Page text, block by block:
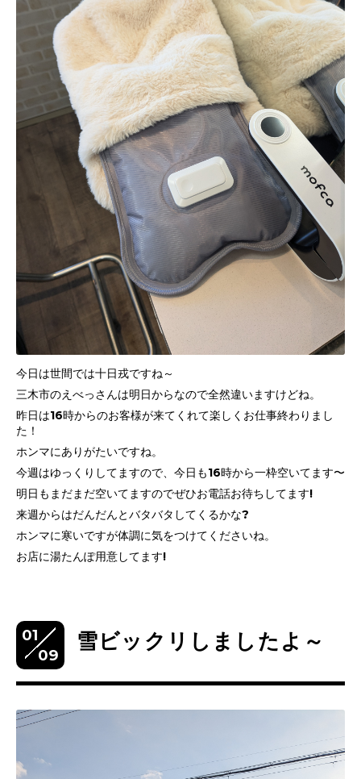
今日は世間では十日戎ですね～
三木市のえべっさんは明日からなので全然違いますけどね。
昨日は16時からのお客様が来てくれて楽しくお仕事終わりまし
た！
ホンマにありがたいですね。
今週はゆっくりしてますので、今日も16時から一枠空いてます〜
明日もまだまだ空いてますのでぜひお電話お待ちしてます!
来週からはだんだんとバタバタしてくるかな?
ホンマに寒いですが体調に気をつけてくださいね。
お店に湯たんぽ用意してます!
01
09
雪ビックリしましたよ～